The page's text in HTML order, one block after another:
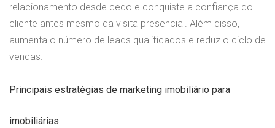
relacionamento desde cedo e conquiste a confiança do
cliente antes mesmo da visita presencial. Além disso,
aumenta o número de leads qualificados e reduz o ciclo de
vendas.
Principais estratégias de marketing imobiliário para
imobiliárias